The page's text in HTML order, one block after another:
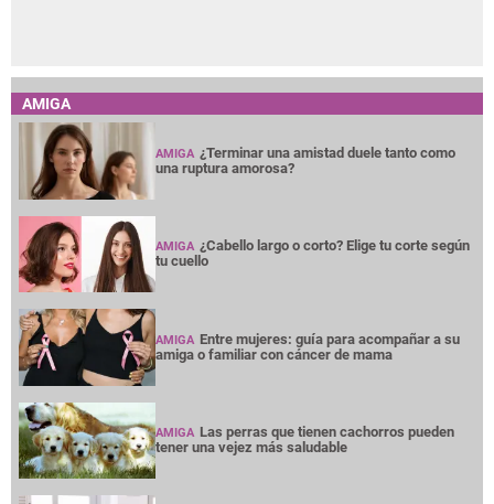
AMIGA
AMIGA ¿Terminar una amistad duele tanto como
una ruptura amorosa?
AMIGA ¿Cabello largo o corto? Elige tu corte según
tu cuello
AMIGA Entre mujeres: guía para acompañar a su
amiga o familiar con cáncer de mama
AMIGA Las perras que tienen cachorros pueden
tener una vejez más saludable